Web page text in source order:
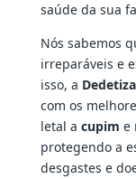
saúde da sua
Nós sabemos
irreparáveis e
isso, a
com os
letal a cupim e
protegendo a
desgastes e